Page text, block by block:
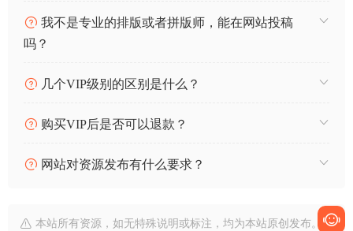
我不是专业的排版或者拼版师，能在网站投稿
吗？
几个VIP级别的区别是什么？
购买VIP后是否可以退款？
网站对资源发布有什么要求？
本站所有资源，如无特殊说明或标注，均为本站原创发布。任